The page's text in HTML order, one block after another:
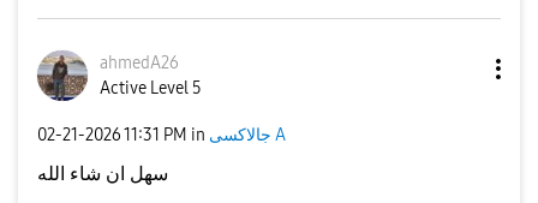
ahmedA26
Active Level 5
‎02-21-202611:31 PM in جالاكسى A
سهل ان شاء الله